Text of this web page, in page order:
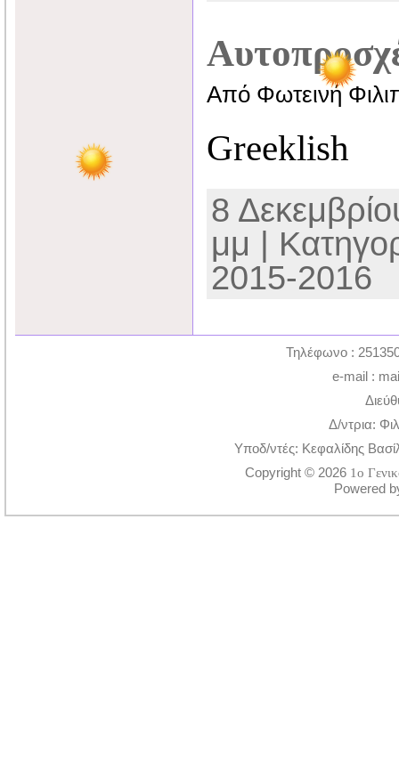
Από Φωτεινή
Greeklish
8
μμ |
2015-2016
Τηλέφωνο :
e-mail :
Δ/ντρια:
Υποδ/ντές: Κεφαλίδης
Copyright © 2026 1ο
Powered